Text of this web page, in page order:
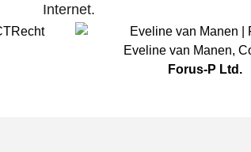
Internet.
Eveline van Manen,
Forus-P Ltd.